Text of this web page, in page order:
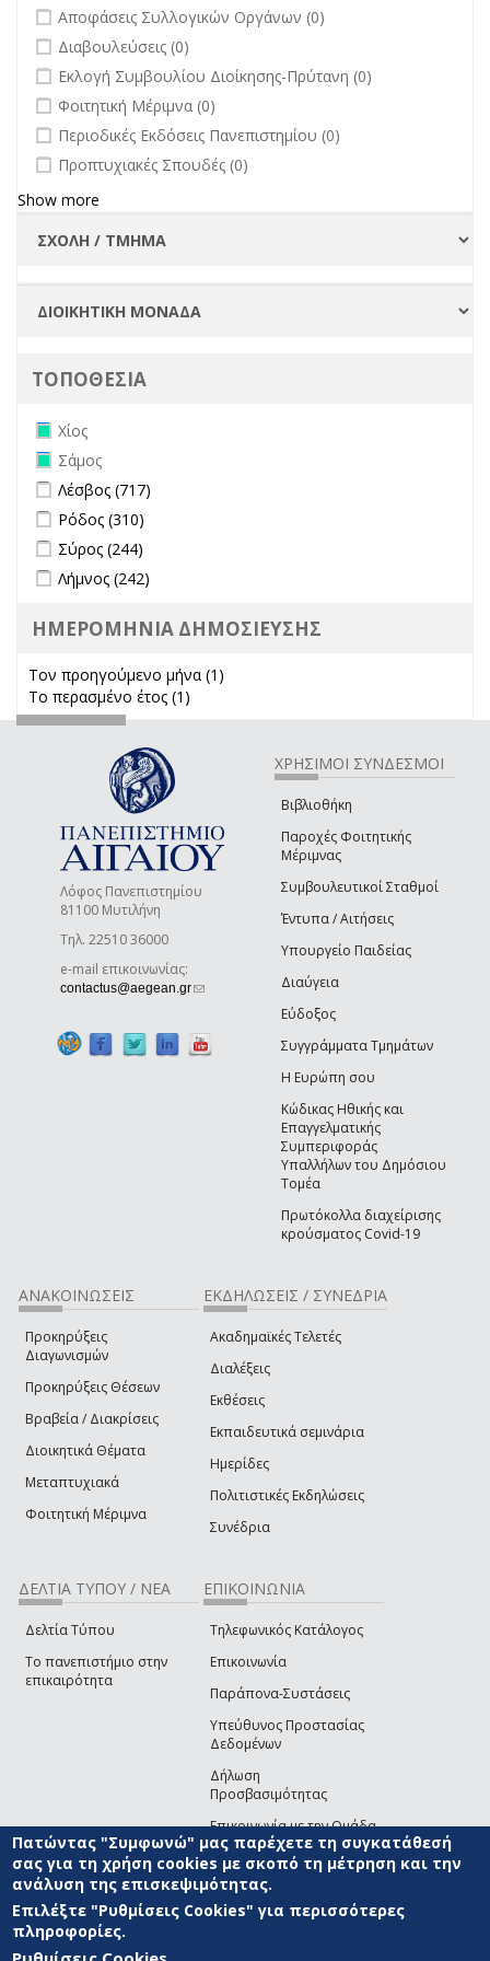
undefined
Αποφάσεις Συλλογικών Οργάνων (0)
undefined
Διαβουλεύσεις (0)
undefined
Εκλογή Συμβουλίου Διοίκησης-Πρύτανη (0)
undefined
Φοιτητική Μέριμνα (0)
undefined
Περιοδικές Εκδόσεις Πανεπιστημίου (0)
undefined
Προπτυχιακές Σπουδές (0)
Show more
ΤΟΠΟΘΕΣΙΑ
Remove Χίος filter
Χίος
Remove Σάμος filter
Σάμος
Apply Λέσβος filter
Λέσβος (717)
Apply Ρόδος filter
Ρόδος (310)
Apply Σύρος filter
Σύρος (244)
Apply Λήμνος filter
Λήμνος (242)
ΗΜΕΡΟΜΗΝΙΑ ΔΗΜΟΣΙΕΥΣΗΣ
Τον προηγούμενο μήνα (1)
Το περασμένο έτος (1)
Λόφος Πανεπιστημίου
81100 Μυτιλήνη
Τηλ. 22510 36000
e-mail επικοινωνίας:
contactus@aegean.gr(link sends e-mail)
ΧΡΗΣΙΜΟΙ ΣΥΝΔΕΣΜΟΙ
Βιβλιοθήκη
Παροχές Φοιτητικής
Μέριμνας
Συμβουλευτικοί Σταθμοί
Έντυπα / Αιτήσεις
Υπουργείο Παιδείας
Διαύγεια
Εύδοξος
Συγγράμματα Τμημάτων
Η Ευρώπη σου
Κώδικας Ηθικής και
Επαγγελματικής
Συμπεριφοράς
Υπαλλήλων του Δημόσιου
Τομέα
Πρωτόκολλα διαχείρισης
κρούσματος Covid-19
ΑΝΑΚΟΙΝΩΣΕΙΣ
Προκηρύξεις
Διαγωνισμών
Προκηρύξεις Θέσεων
Βραβεία / Διακρίσεις
Διοικητικά Θέματα
Μεταπτυχιακά
Φοιτητική Μέριμνα
ΕΚΔΗΛΩΣΕΙΣ / ΣΥΝΕΔΡΙΑ
Ακαδημαϊκές Τελετές
Διαλέξεις
Εκθέσεις
Εκπαιδευτικά σεμινάρια
Ημερίδες
Πολιτιστικές Εκδηλώσεις
Συνέδρια
ΔΕΛΤΙΑ ΤΥΠΟΥ / ΝΕΑ
Δελτία Τύπου
Το πανεπιστήμιο στην
επικαιρότητα
ΕΠΙΚΟΙΝΩΝΙΑ
Τηλεφωνικός Κατάλογος
Επικοινωνία
Παράπονα-Συστάσεις
Υπεύθυνος Προστασίας
Δεδομένων
Δήλωση
Προσβασιμότητας
Επικοινωνία με την Ομάδα
Ανάπτυξης του site(link sends e-mail)
© ΠΑΝΕΠΙΣΤΗΜΙΟ ΑΙΓΑΙΟΥ ΟΡΟΙ ΧΡΗΣΗΣ
ΑΝΑΠΤΥΞΗΣ
Πατώντας "Συμφωνώ" μας παρέχετε τη συγκατάθεσή
σας για τη χρήση cookies με σκοπό τη μέτρηση και την
ανάλυση της επισκεψιμότητας.
Επιλέξτε "Ρυθμίσεις Cookies" για περισσότερες
πληροφορίες.